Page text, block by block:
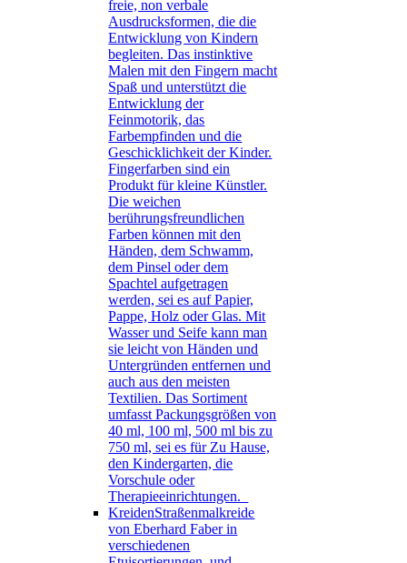
freie, non verbale
Ausdrucksformen, die die
Entwicklung von Kindern
begleiten. Das instinktive
Malen mit den Fingern macht
Spaß und unterstützt die
Entwicklung der
Feinmotorik, das
Farbempfinden und die
Geschicklichkeit der Kinder.
Fingerfarben sind ein
Produkt für kleine Künstler.
Die weichen
berührungsfreundlichen
Farben können mit den
Händen, dem Schwamm,
dem Pinsel oder dem
Spachtel aufgetragen
werden, sei es auf Papier,
Pappe, Holz oder Glas. Mit
Wasser und Seife kann man
sie leicht von Händen und
Untergründen entfernen und
auch aus den meisten
Textilien. Das Sortiment
umfasst Packungsgrößen von
40 ml, 100 ml, 500 ml bis zu
750 ml, sei es für Zu Hause,
den Kindergarten, die
Vorschule oder
Therapieeinrichtungen.
KreidenStraßenmalkreide
von Eberhard Faber in
verschiedenen